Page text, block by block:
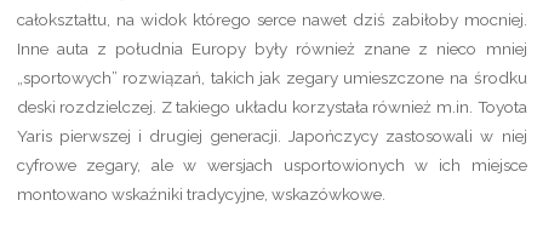
całokształtu, na widok którego serce nawet dziś zabiłoby mocniej.
Inne auta z południa Europy były również znane z nieco mniej
„sportowych” rozwiązań, takich jak zegary umieszczone na środku
deski rozdzielczej. Z takiego układu korzystała również m.in. Toyota
Yaris pierwszej i drugiej generacji. Japończycy zastosowali w niej
cyfrowe zegary, ale w wersjach usportowionych w ich miejsce
montowano wskaźniki tradycyjne, wskazówkowe.